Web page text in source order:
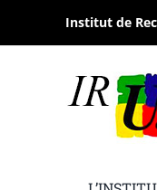
contenu
Institut de